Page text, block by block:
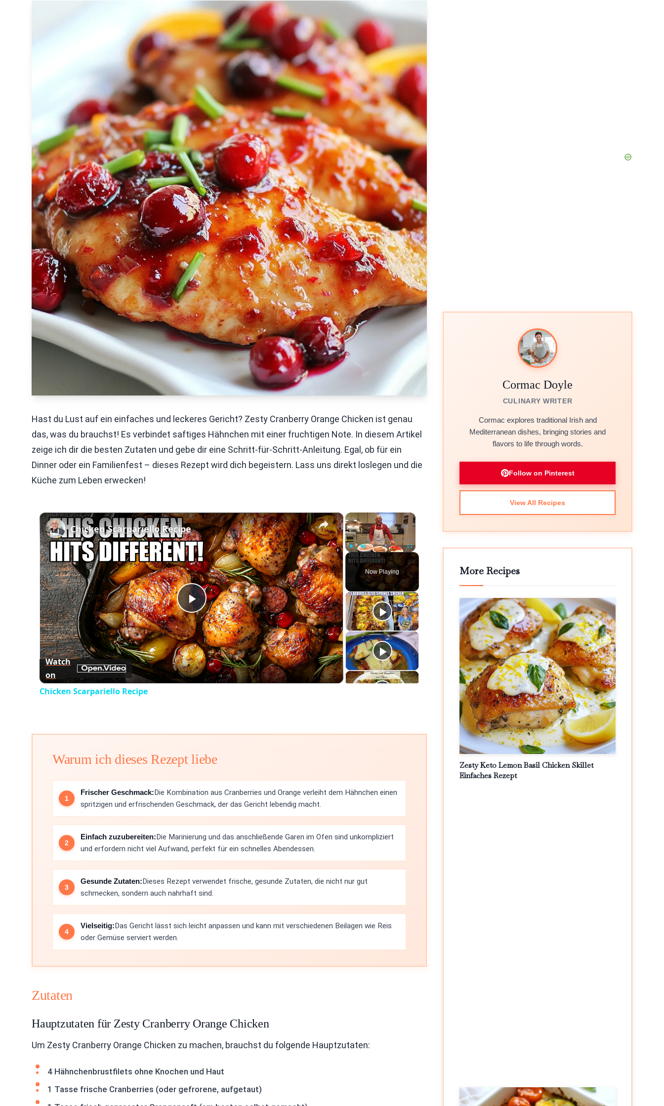
Hast du Lust auf ein einfaches und leckeres Gericht? Zesty Cranberry Orange Chicken ist genau
das, was du brauchst! Es verbindet saftiges Hähnchen mit einer fruchtigen Note. In diesem Artikel
zeige ich dir die besten Zutaten und gebe dir eine Schritt-für-Schritt-Anleitung. Egal, ob für ein
Dinner oder ein Familienfest – dieses Rezept wird dich begeistern. Lass uns direkt loslegen und die
Küche zum Leben erwecken!
×
Play Unmute Fullscreen
Now Playing
×
Play
Video
Chicken Scarpariello Recipe
Watch
on
Chicken Scarpariello Recipe
Warum ich dieses Rezept liebe
Frischer Geschmack:Die Kombination aus Cranberries und Orange verleiht dem Hähnchen einen
spritzigen und erfrischenden Geschmack, der das Gericht lebendig macht.
Einfach zuzubereiten:Die Marinierung und das anschließende Garen im Ofen sind unkompliziert
und erfordern nicht viel Aufwand, perfekt für ein schnelles Abendessen.
Gesunde Zutaten:Dieses Rezept verwendet frische, gesunde Zutaten, die nicht nur gut
schmecken, sondern auch nahrhaft sind.
Vielseitig:Das Gericht lässt sich leicht anpassen und kann mit verschiedenen Beilagen wie Reis
oder Gemüse serviert werden.
Zutaten
Hauptzutaten für Zesty Cranberry Orange Chicken
Um Zesty Cranberry Orange Chicken zu machen, brauchst du folgende Hauptzutaten:
4 Hähnchenbrustfilets ohne Knochen und Haut
1 Tasse frische Cranberries (oder gefrorene, aufgetaut)
Cormac Doyle
CULINARY WRITER
Cormac explores traditional Irish and
Mediterranean dishes, bringing stories and
flavors to life through words.
Follow on Pinterest
View All Recipes
More Recipes
Zesty Keto Lemon Basil Chicken Skillet
Einfaches Rezept